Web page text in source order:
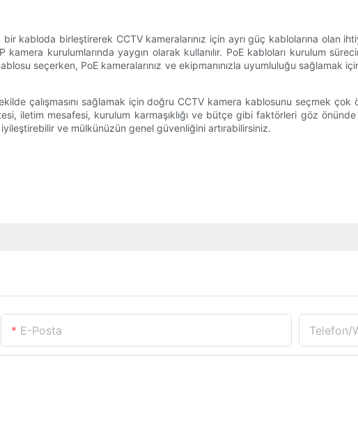
kabloda birleştirerek CCTV kameralarınız için ayrı güç kablolarına olan
kurulumlarında yaygın olarak kullanılır. PoE kabloları kurulum
seçerken, PoE kameralarınız ve ekipmanınızla uyumluluğu sağlamak
çalışmasını sağlamak için doğru CCTV kamera kablosunu seçmek
iletim mesafesi, kurulum karmaşıklığı ve bütçe gibi faktörleri göz
iyileştirebilir ve mülkünüzün genel güvenliğini artırabilirsiniz.
E-Posta Telefon/